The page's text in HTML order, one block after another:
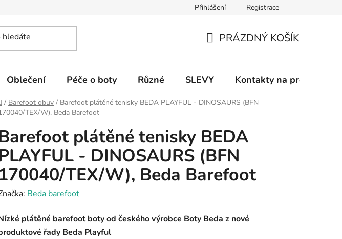
na prodejny Informace k on-line platbám Odstoupení od
Přihlášení Registrace
KOŠÍK
PRÁZDNÝ KOŠÍK
Oblečení Péče o boty Různé SLEVY Kontakty na prodejny
Domů
/ Barefoot obuv / Barefoot plátěné tenisky BEDA PLAYFUL - DINOSAURS (BFN
TEX/W), Beda Barefoot
plátěné tenisky BEDA
- DINOSAURS (BFN
170040/TEX/W), Beda Barefoot
Beda barefoot
plátěné barefoot boty od českého výrobce Boty Beda z nové
řady Beda Playful